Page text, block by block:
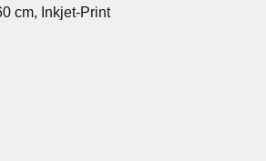
cm, Inkjet-Print